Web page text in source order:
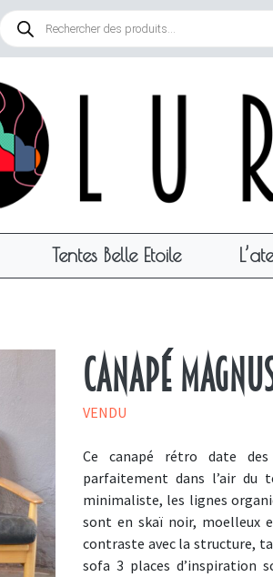
Recherche
produits
Tentes Belle Etoile
Canapé
VENDU
Ce canapé rétro date
parfaitement dans l’air du
minimaliste, les lignes
sont en skaï noir, moelleux
contraste avec la structure,
sofa 3 places d’inspiration